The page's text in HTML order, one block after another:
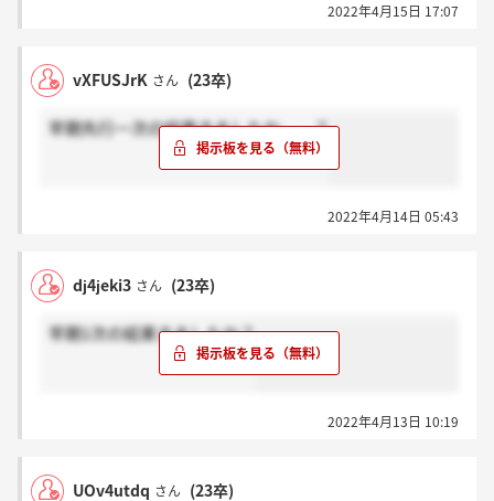
2022年4月15日 17:07
vXFUSJrK さん (23卒)
早期先行一次の結果きましたか、、？
2022年4月14日 05:43
dj4jeki3 さん (23卒)
早期1次の結果きましたか？
2022年4月13日 10:19
UOv4utdq さん (23卒)